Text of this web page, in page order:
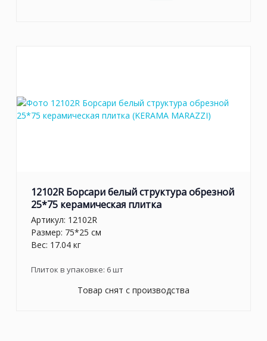
12102R Борсари белый структура обрезной
25*75 керамическая плитка
Артикул: 12102R
Размер: 75*25 см
Вес: 17.04 кг
Плиток в упаковке: 6шт
Товар снят с производства